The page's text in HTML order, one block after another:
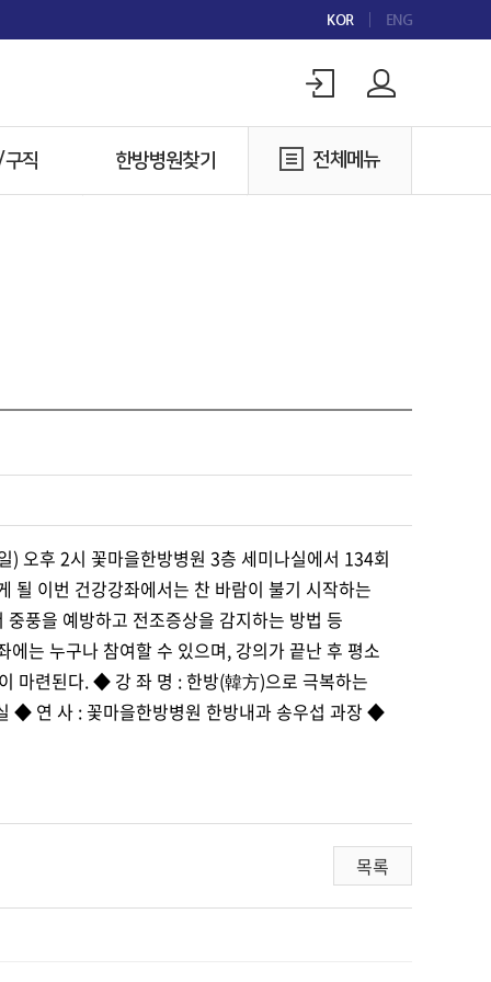
KOR ENG
직 한방병원찾기 전체메뉴
오후 2시 꽃마을한방병원 3층 세미나실에서 134회
될 이번 건강강좌에서는 찬 바람이 불기 시작하는
풍을 예방하고 전조증상을 감지하는 방법 등
는 누구나 참여할 수 있으며, 강의가 끝난 후 평소
마련된다. ◆ 강 좌 명 : 한방(韓方)으로 극복하는
◆ 연 사 : 꽃마을한방병원 한방내과 송우섭 과장 ◆
목록